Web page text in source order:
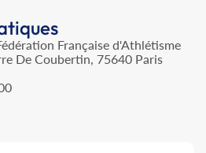
Française d'Athlétisme
De Coubertin, 75640 Paris